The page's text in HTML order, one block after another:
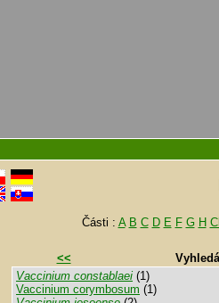
Části : A B C D E F G H
<<
Vaccinium constablaei (1)
Vaccinium corymbosum (1)